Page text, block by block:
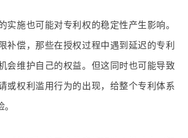
实施也可能对专利权的稳定性产生影响。
补偿，那些在授权过程中遇到延迟的专利
会维护自己的权益。但这同时也可能导致
或权利滥用行为的出现，给整个专利体系